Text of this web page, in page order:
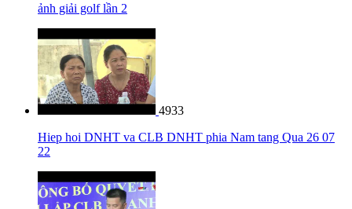
ảnh giải golf lần 2
4933
Hiep hoi DNHT va CLB DNHT phia Nam tang Qua 26 07
22